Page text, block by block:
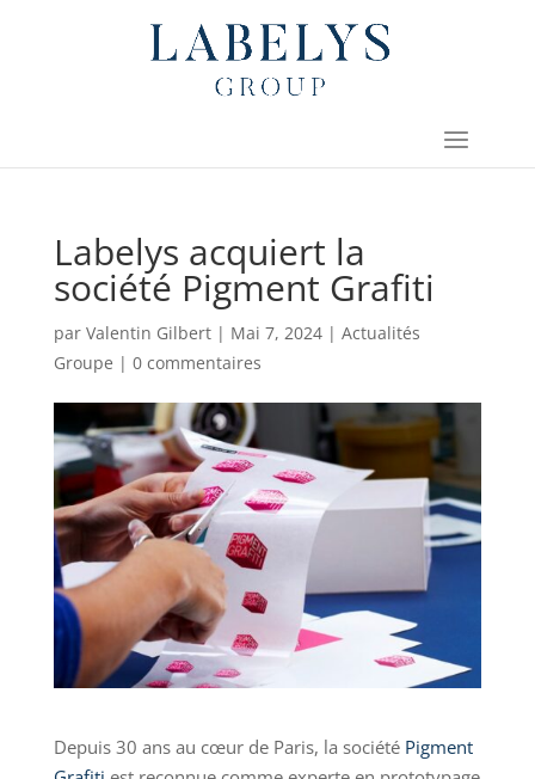
Labelys acquiert la
société Pigment Grafiti
par Valentin Gilbert| Mai 7, 2024| Actualités
Groupe | 0 commentaires
Depuis 30 ans au cœur de Paris, la société Pigment